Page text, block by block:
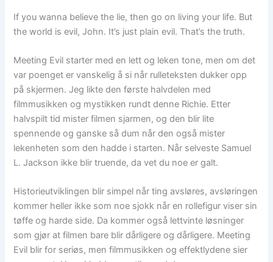
If you wanna believe the lie, then go on living your life. But
the world is evil, John. It’s just plain evil. That’s the truth.
Meeting Evil starter med en lett og leken tone, men om det
var poenget er vanskelig å si når rulleteksten dukker opp
på skjermen. Jeg likte den første halvdelen med
filmmusikken og mystikken rundt denne Richie. Etter
halvspilt tid mister filmen sjarmen, og den blir lite
spennende og ganske så dum når den også mister
lekenheten som den hadde i starten. Når selveste Samuel
L. Jackson ikke blir truende, da vet du noe er galt.
Historieutviklingen blir simpel når ting avsløres, avsløringen
kommer heller ikke som noe sjokk når en rollefigur viser sin
tøffe og harde side. Da kommer også lettvinte løsninger
som gjør at filmen bare blir dårligere og dårligere. Meeting
Evil blir for seriøs, men filmmusikken og effektlydene sier